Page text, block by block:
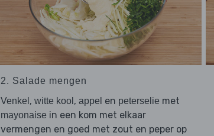
2. Salade mengen
Venkel , witte kool , appel en peterselie met
mayonaise in een kom met elkaar
vermengen en goed met zout en peper op